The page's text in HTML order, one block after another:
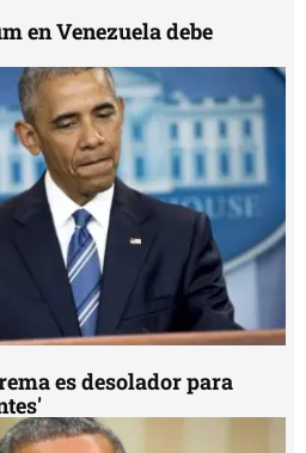
en Venezuela debe
es desolador para